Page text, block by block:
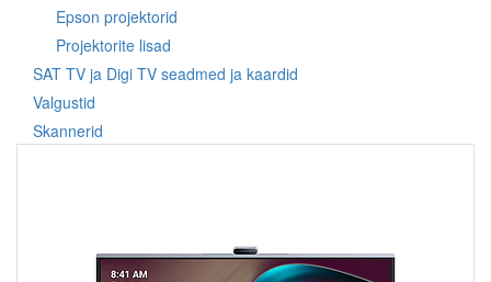
Epson projektorid
Projektorite lisad
SAT TV ja Digi TV seadmed ja kaardid
Valgustid
Skannerid